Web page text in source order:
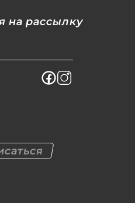
на рассылку